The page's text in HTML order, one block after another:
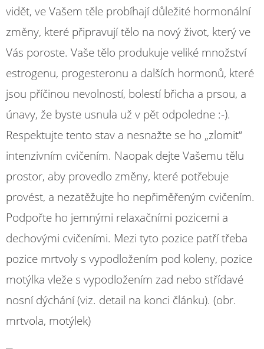
vidět, ve Vašem těle probíhají důležité hormonální
změny, které připravují tělo na nový život, který ve
Vás poroste. Vaše tělo produkuje veliké množství
estrogenu, progesteronu a dalších hormonů, které
jsou příčinou nevolností, bolestí břicha a prsou, a
únavy, že byste usnula už v pět odpoledne :-).
Respektujte tento stav a nesnažte se ho „zlomit“
intenzivním cvičením. Naopak dejte Vašemu tělu
prostor, aby provedlo změny, které potřebuje
provést, a nezatěžujte ho nepřiměřeným cvičením.
Podpořte ho jemnými relaxačními pozicemi a
dechovými cvičeními. Mezi tyto pozice patří třeba
pozice mrtvoly s vypodložením pod koleny, pozice
motýlka vleže s vypodložením zad nebo střídavé
nosní dýchání (viz. detail na konci článku). (obr.
mrtvola, motýlek)